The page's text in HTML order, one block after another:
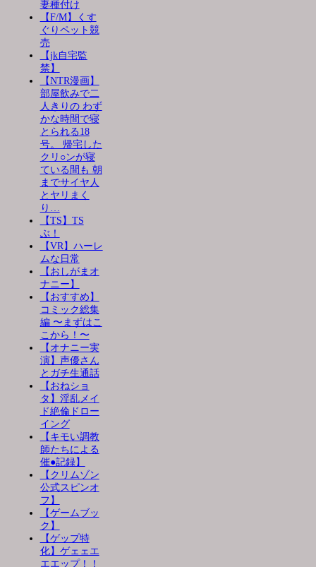
妻種付け
【F/M】くす
ぐりペット競
売
【jk自宅監
禁】
【NTR漫画】
部屋飲みで二
人きりの わず
かな時間で寝
とられる18
号。 帰宅した
クリ○ンが寝
ている間も 朝
までサイヤ人
とヤリまく
り…
【TS】TS
ぶ！
【VR】ハーレ
ムな日常
【おしがまオ
ナニー】
【おすすめ】
コミック総集
編 〜まずはこ
こから！〜
【オナニー実
演】声優さん
とガチ生通話
【おねショ
タ】淫乱メイ
ド絶倫ドロー
イング
【キモい調教
師たちによる
催●記録】
【クリムゾン
公式スピンオ
フ】
【ゲームブッ
ク】
【ゲップ特
化】ゲェェエ
エエップ！！